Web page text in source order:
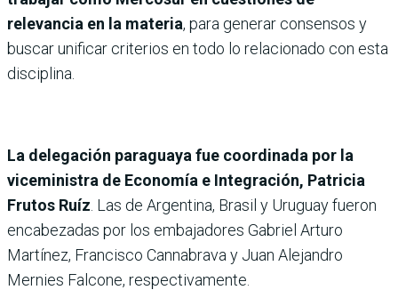
relevancia en la materia, para generar consensos y
buscar unificar criterios en todo lo relacionado con esta
disciplina.
La delegación paraguaya fue coordinada por la
viceministra de Economía e Integración, Patricia
Frutos Ruíz . Las de Argentina, Brasil y Uruguay fueron
encabezadas por los embajadores Gabriel Arturo
Martínez, Francisco Cannabrava y Juan Alejandro
Mernies Falcone, respectivamente.